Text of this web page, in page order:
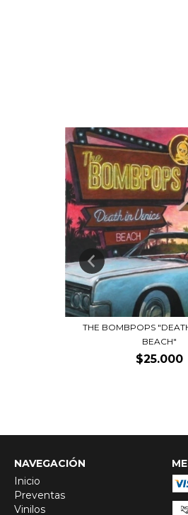
THE BOMBPOPS
BEACH"
$25.000
NAVEGACIÓN
Inicio
Preventas
Vinilos